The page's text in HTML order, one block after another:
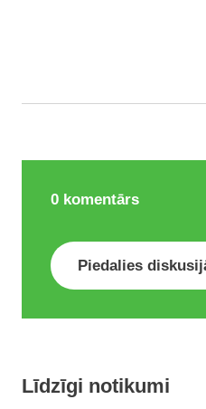
0 komentārs
Piedalies
Līdzīgi notikumi